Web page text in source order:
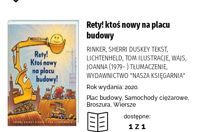
Rety! ktoś nowy na placu
budowy
RINKER, SHERRI DUSKEY TEKST,
LICHTENHELD, TOM ILUSTRACJE, WAJS,
JOANNA (1979- ) TŁUMACZENIE,
WYDAWNICTWO "NASZA KSIĘGARNIA"
Rok wydania: 2020.
Plac budowy, Samochody ciężarowe,
Broszura, Wiersze
dostępne:
1 z 1